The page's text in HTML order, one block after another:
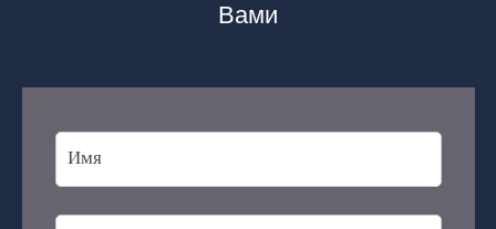
Вами